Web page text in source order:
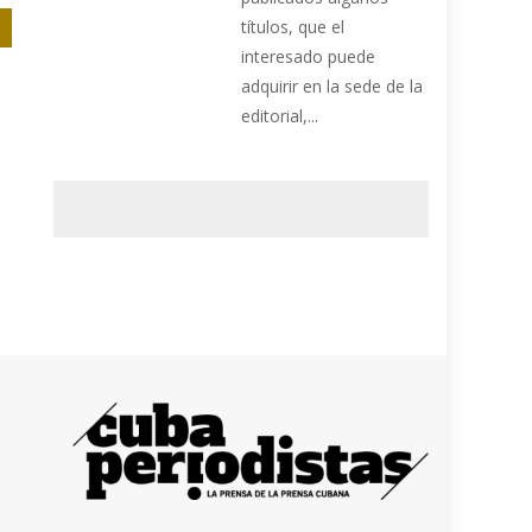
títulos, que el
interesado puede
adquirir en la sede de la
editorial,...